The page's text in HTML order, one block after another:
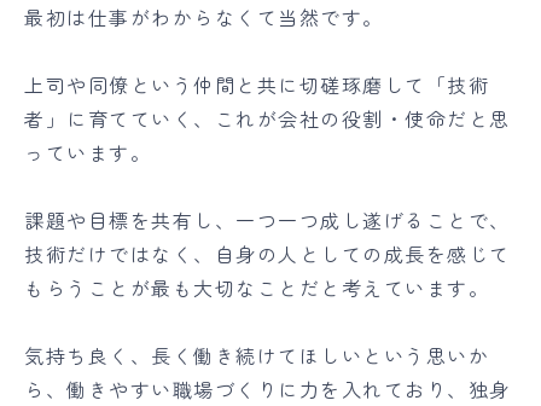
最初は仕事がわからなくて当然です。
上司や同僚という仲間と共に切磋琢磨して「技術
者」に育てていく、これが会社の役割・使命だと思
っています。
課題や目標を共有し、一つ一つ成し遂げることで、
技術だけではなく、自身の人としての成長を感じて
もらうことが最も大切なことだと考えています。
気持ち良く、長く働き続けてほしいという思いか
ら、働きやすい職場づくりに力を入れており、独身